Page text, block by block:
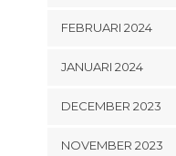
FEBRUARI 2024
JANUARI 2024
DECEMBER 2023
NOVEMBER 2023